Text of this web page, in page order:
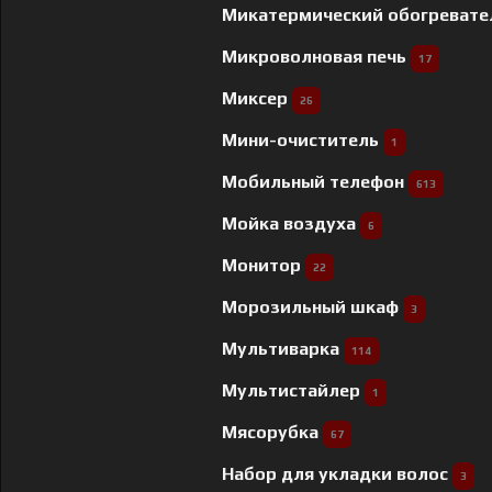
Микатермический
Микроволновая печь 17
Миксер 26
Мини-очиститель 1
Мобильный телефон 613
Мойка воздуха 6
Монитор 22
Морозильный шкаф 3
Мультиварка 114
Мультистайлер 1
Мясорубка 67
Набор для укладки волос 3